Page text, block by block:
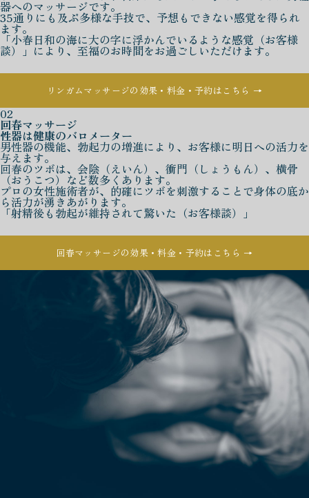
器へのマッサージです。
35通りにも及ぶ多様な手技で、予想もできない感覚を得られ
ます。
「小春日和の海に大の字に浮かんでいるような感覚（お客様
談）」により、至福のお時間をお過ごしいただけます。
リンガムマッサージの効果・料金・予約はこちら →
02
回春マッサージ
性器は健康のバロメーター
男性器の機能、勃起力の増進により、お客様に明日への活力を
与えます。
回春のツボは、会陰（えいん）、衝門（しょうもん）、横骨
（おうこつ）など数多くあります。
プロの女性施術者が、的確にツボを刺激することで身体の底か
ら活力が湧きあがります。
「射精後も勃起が維持されて驚いた（お客様談）」
回春マッサージの効果・料金・予約はこちら →